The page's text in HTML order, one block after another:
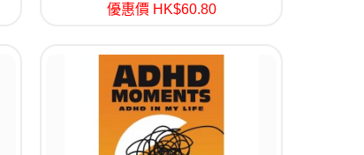
優惠價 HK$60.80